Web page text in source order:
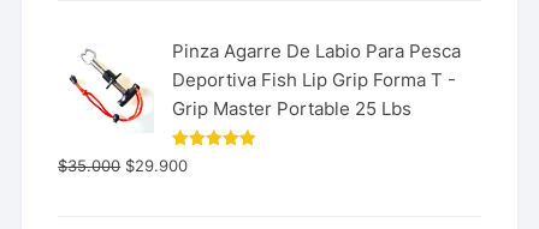
Pinza Agarre De Labio Para Pesca
Deportiva Fish Lip Grip Forma T -
Grip Master Portable 25 Lbs
Valorado
con
$35.000 $29.900